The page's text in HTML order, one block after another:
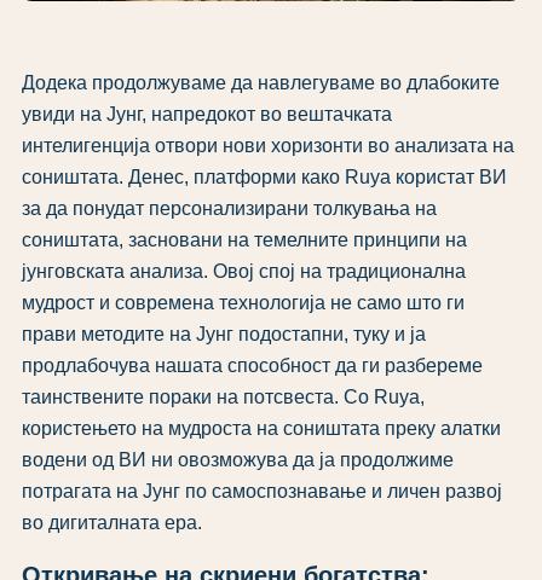
Додека продолжуваме да навлегуваме во длабоките
увиди на Јунг, напредокот во вештачката
интелигенција отвори нови хоризонти во анализата на
соништата. Денес, платформи како Ruya користат ВИ
за да понудат персонализирани толкувања на
соништата, засновани на темелните принципи на
јунговската анализа. Овој спој на традиционална
мудрост и современа технологија не само што ги
прави методите на Јунг подостапни, туку и ја
продлабочува нашата способност да ги разбереме
таинствените пораки на потсвеста. Со Ruya,
користењето на мудроста на соништата преку алатки
водени од ВИ ни овозможува да ја продолжиме
потрагата на Јунг по самоспознавање и личен развој
во дигиталната ера.